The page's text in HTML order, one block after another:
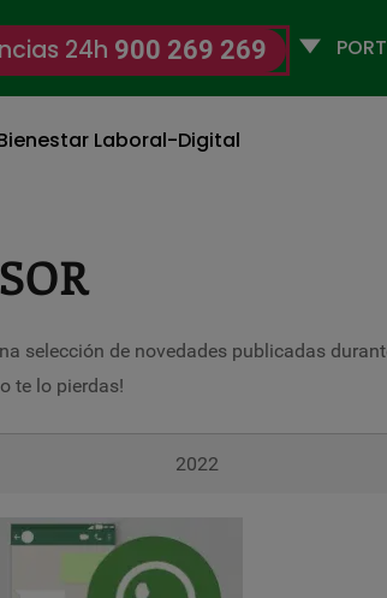
24h 900 269 269
Laboral-Digital
selección de novedades publicadas
te lo pierdas!
2022